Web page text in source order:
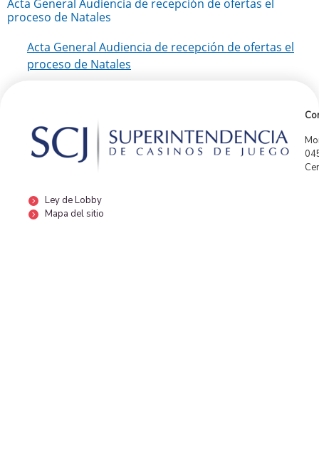
Acta General Audiencia de recepción de ofertas el
proceso de Natales
Acta General Audiencia de recepción de ofertas el
proceso de Natales
Ley de Lobby
Mapa del sitio